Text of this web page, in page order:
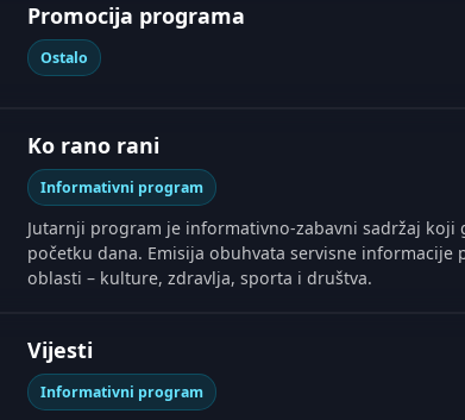
Promocija programa
Ostalo
Ko rano rani
Informativni program
Jutarnji program je informativno-zabavni sadržaj
početku dana. Emisija obuhvata servisne
oblasti – kulture, zdravlja, sporta i društva.
Vijesti
Informativni program